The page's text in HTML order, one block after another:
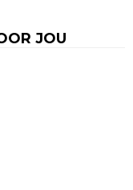
JOU